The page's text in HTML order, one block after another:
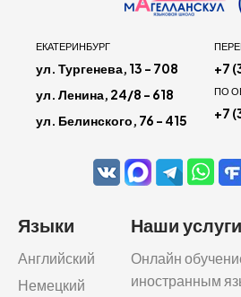
ЕКАТЕРИНБУРГ
ул. Тургенева, 13 - 708
ул. Ленина, 24/8 - 618
ул. Белинского, 76 - 415
+7
ПО
+7
Языки
Английский
Немецкий
Наши услуги
Онлайн
иностранным